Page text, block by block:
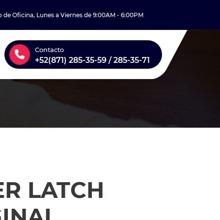
de Oficina, Lunes a Viernes de 9:00AM - 6:00PM
Contacto
+52(871) 285-35-59 / 285-35-71
LATCH